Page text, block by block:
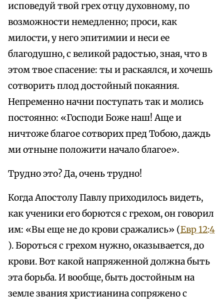
исповедуй твой грех отцу духовному, по
возможности немедленно; проси, как
милости, у него эпитимии и неси ее
благодушно, с великой радостью, зная, что в
этом твое спасение: ты и раскаялся, и хочешь
сотворить плод достойный покаяния.
Непременно начни поступать так и молись
постоянно: «Господи Боже наш! Аще и
ничтоже благое сотворих пред Тобою, даждь
ми отныне положити начало благое».
Трудно это? Да, очень трудно!
Когда Апостолу Павлу приходилось видеть,
как ученики его борются с грехом, он говорил
им: «Вы еще не до крови сражались» (Евр 12:4
). Бороться с грехом нужно, оказывается, до
крови. Вот какой напряженной должна быть
эта борьба. И вообще, быть достойным на
земле звания христианина сопряжено с